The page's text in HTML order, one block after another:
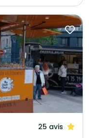
les plus fin
de
assurer votre événement
et autres.
25 avis